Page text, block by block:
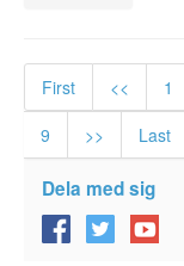
First << 1
9
>> Last
Dela med sig